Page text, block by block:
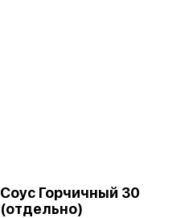
Соус Горчичный 30
(отдельно)